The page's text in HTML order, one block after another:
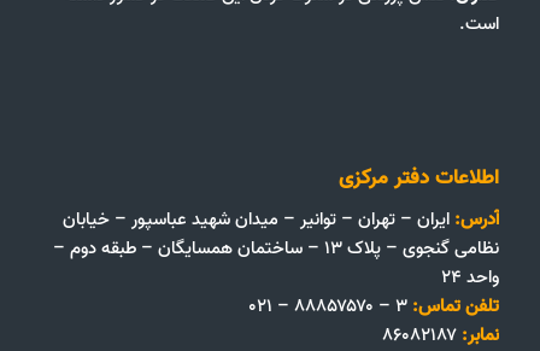
است.
اطلاعات دفتر مرکزی
آدرس: ایران – تهران – توانیر – میدان شهید عباسپور – خیابان
نظامی گنجوی – پلاک ۱۳ – ساختمان همسایگان – طبقه دوم –
واحد ۲۴
تلفن تماس:
نمابر: